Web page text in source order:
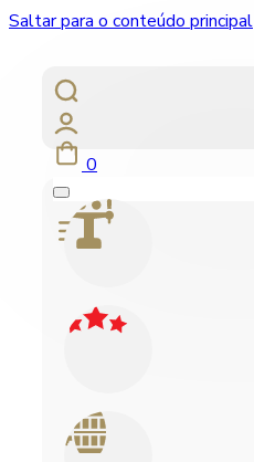
Saltar para o conteúdo principal
0